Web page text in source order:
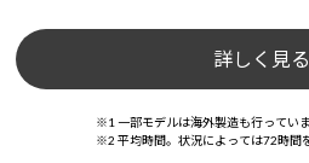
詳しく見る
※1 一部モデルは海外製造も行っていま
※2 平均時間。状況によっては72時間